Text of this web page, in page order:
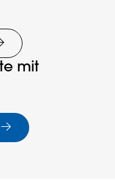
mit